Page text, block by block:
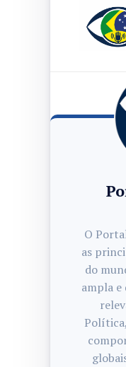
O
as
do
ampla e